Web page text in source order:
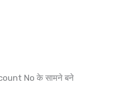
No के सामने बने